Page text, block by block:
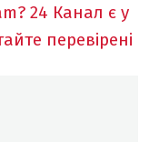
24 Канал є у
перевірені